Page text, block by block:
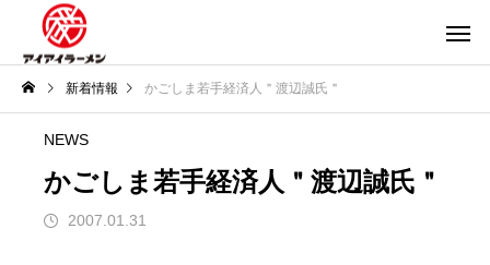
新着情報 かごしま若手経済人＂渡辺誠氏＂
NEWS
かごしま若手経済人＂渡辺誠氏＂
2007.01.31